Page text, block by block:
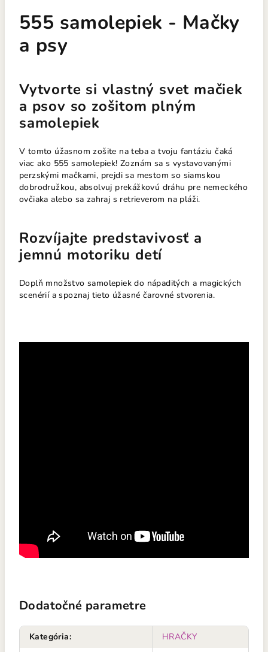
555 samolepiek - Mačky
a psy
Vytvorte si vlastný svet mačiek
a psov so zošitom plným
samolepiek
V tomto úžasnom zošite na teba a tvoju fantáziu čaká
viac ako 555 samolepiek! Zoznám sa s vystavovanými
perzskými mačkami, prejdi sa mestom so siamskou
dobrodružkou, absolvuj prekážkovú dráhu pre nemeckého
ovčiaka alebo sa zahraj s retrieverom na pláži.
Rozvíjajte predstavivosť a
jemnú motoriku detí
Doplň množstvo samolepiek do nápaditých a magických
scenérií a spoznaj tieto úžasné čarovné stvorenia.
Dodatočné parametre
Kategória:
HRAČKY